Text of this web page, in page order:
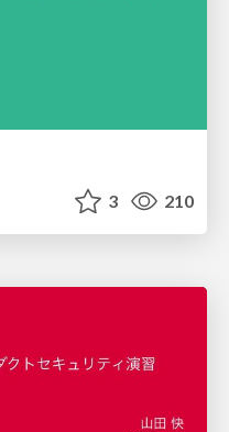
3 210